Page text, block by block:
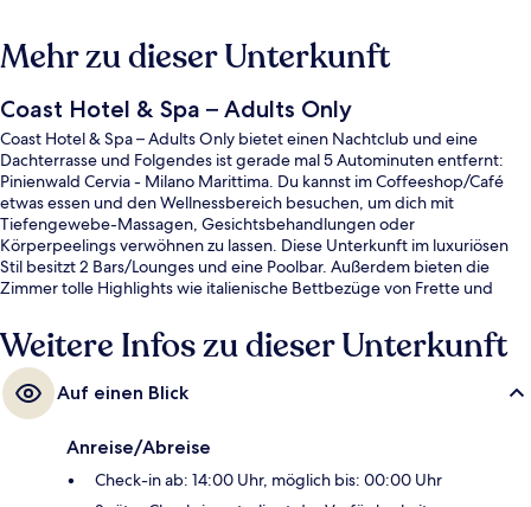
Mehr zu dieser Unterkunft
Coast Hotel & Spa – Adults Only
Coast Hotel & Spa – Adults Only bietet einen Nachtclub und eine
Dachterrasse und Folgendes ist gerade mal 5 Autominuten entfernt:
Pinienwald Cervia - Milano Marittima. Du kannst im Coffeeshop/Café
etwas essen und den Wellnessbereich besuchen, um dich mit
Tiefengewebe-Massagen, Gesichtsbehandlungen oder
Körperpeelings verwöhnen zu lassen. Diese Unterkunft im luxuriösen
Stil besitzt 2 Bars/Lounges und eine Poolbar. Außerdem bieten die
Zimmer tolle Highlights wie italienische Bettbezüge von Frette und
Weitere Infos zu dieser Unterkunft
Auf einen Blick
Anreise/Abreise
Check-in ab: 14:00 Uhr, möglich bis: 00:00 Uhr